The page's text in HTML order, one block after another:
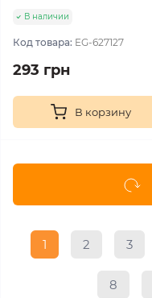
В наличии
Код товара: EG-627127
293 грн
В корзину
1 2 3
8